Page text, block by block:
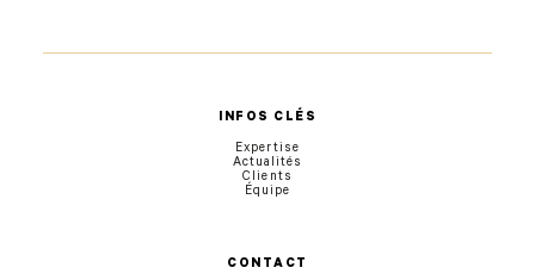
CONTACT
INFOS CLÉS
Expertise
Actualités
Clients
Équipe